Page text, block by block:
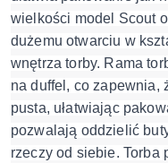
wielkości model Scout
dużemu otwarciu w
wnętrza torby. Rama
na duffel, co zapewnia,
pusta, ułatwiając
pozwalają oddzielić
rzeczy od siebie. Torba